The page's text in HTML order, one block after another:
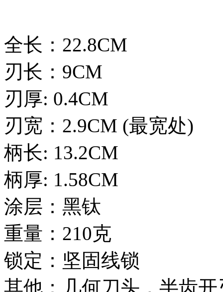
全长：22.8CM
刃长：9CM
刃厚: 0.4CM
刃宽：2.9CM (最宽处)
柄长: 13.2CM
柄厚: 1.58CM
涂层：黑钛
重量：210克
锁定：坚固线锁
其他：几何刀头，半齿